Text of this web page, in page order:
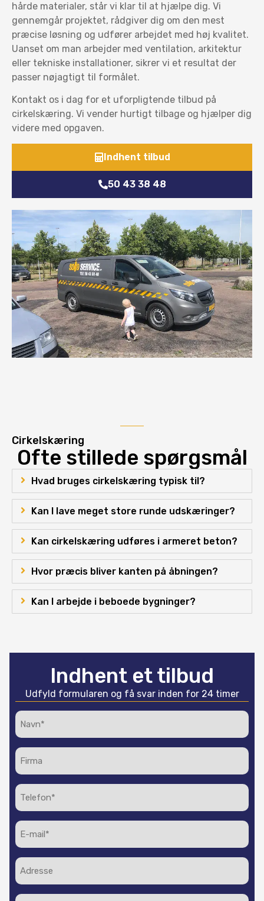
hårde materialer, står vi klar til at hjælpe dig. Vi
gennemgår projektet, rådgiver dig om den mest
præcise løsning og udfører arbejdet med høj kvalitet.
Uanset om man arbejder med ventilation, arkitektur
eller tekniske installationer, sikrer vi et resultat der
passer nøjagtigt til formålet.
Kontakt os i dag for et uforpligtende tilbud på
cirkelskæring. Vi vender hurtigt tilbage og hjælper dig
videre med opgaven.
Indhent tilbud
50 43 38 48
Cirkelskæring
Ofte stillede spørgsmål
Hvad bruges cirkelskæring typisk til?
Kan I lave meget store runde udskæringer?
Kan cirkelskæring udføres i armeret beton?
Hvor præcis bliver kanten på åbningen?
Kan I arbejde i beboede bygninger?
Indhent et tilbud
Udfyld formularen og få svar inden for 24 timer
Navn*
(Påkrævet)
Firma
Telefon
(Påkrævet)
E-
mail
(Påkrævet)
Adresse
Postnr.